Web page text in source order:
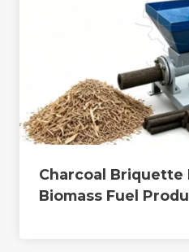
Charcoal Briquette
Biomass Fuel